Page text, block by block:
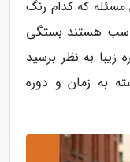
مسئله که کدام رنگ
هستند بستگی
زیبا به نظر برسید
به زمان و دوره